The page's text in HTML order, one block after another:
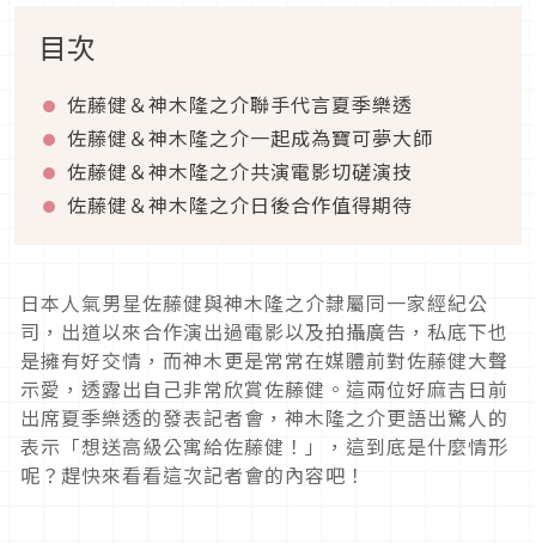
目次
佐藤健＆神木隆之介聯手代言夏季樂透
佐藤健＆神木隆之介一起成為寶可夢大師
佐藤健＆神木隆之介共演電影切磋演技
佐藤健＆神木隆之介日後合作值得期待
日本人氣男星佐藤健與神木隆之介隸屬同一家經紀公
司，出道以來合作演出過電影以及拍攝廣告，私底下也
是擁有好交情，而神木更是常常在媒體前對佐藤健大聲
示愛，透露出自己非常欣賞佐藤健。這兩位好麻吉日前
出席夏季樂透的發表記者會，神木隆之介更語出驚人的
表示「想送高級公寓給佐藤健！」，這到底是什麼情形
呢？趕快來看看這次記者會的內容吧！